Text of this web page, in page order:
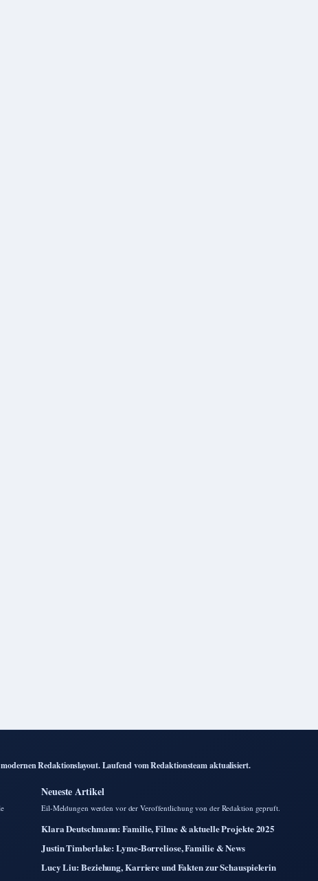
Redaktionslayout. Laufend vom Redaktionsteam aktualisiert.
Eil-Meldungen werden vor der Veroffentlichung von der Redaktion gepruft.
Klara Deutschmann: Familie, Filme & aktuelle Projekte 2025
Justin Timberlake: Lyme-Borreliose, Familie & News
Lucy Liu: Beziehung, Karriere und Fakten zur Schauspielerin
Dominic Sherwood: Beziehungen, Freundschaften und Karriere